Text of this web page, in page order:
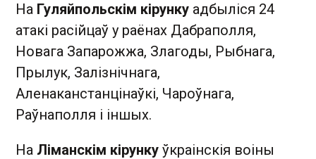
На Гуляйпольскім кірунку адбыліся 24
атакі расійцаў у раёнах Дабраполля,
Новага Запарожжа, Злагоды, Рыбнага,
Прылук, Залізнічнага,
Аленаканстанцінаўкі, Чароўнага,
Раўнаполля і іншых.
На Ліманскім кірунку ўкраінскія воіны